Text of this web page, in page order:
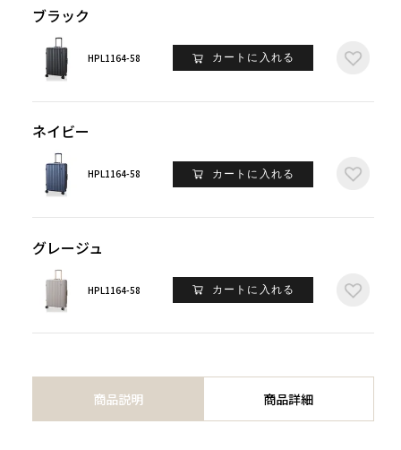
ブラック
HPL1164-58 カートに入れる
ネイビー
HPL1164-58 カートに入れる
グレージュ
HPL1164-58 カートに入れる
商品説明 商品詳細